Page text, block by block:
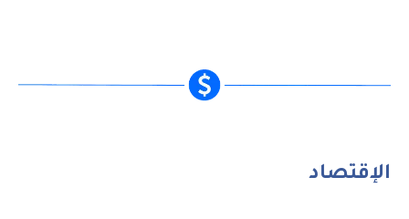
الإقتصاد